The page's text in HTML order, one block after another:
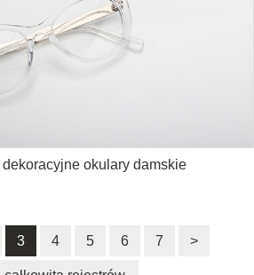
dekoracyjne okulary damskie
3 4 5 6 7 >